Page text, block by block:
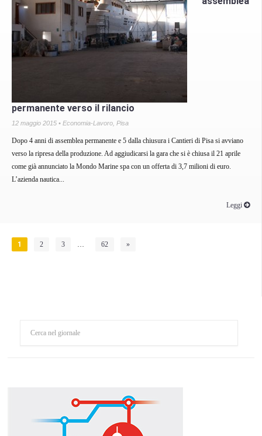
permanente verso il rilancio
12 maggio 2015 • Economia-Lavoro Pisa
Dopo 4 anni di assemblea permanente e 5 dalla chiusura i Cantieri di Pisa si avviano
verso la ripresa della produzione. Ad aggiudicarsi la gara che si è chiusa il 21 aprile
come già annunciato la Mondo Marine spa con un offerta di 3,7 milioni di euro.
L’azienda nautica...
Leggi
1 2 3 62 »